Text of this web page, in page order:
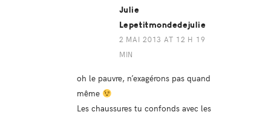
Julie
Lepetitmondedejulie
2 MAI 2013 AT 12 H 19
MIN
oh le pauvre, n’exagérons pas quand
même
Les chaussures tu confonds avec les